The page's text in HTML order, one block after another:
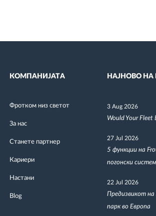
КОМПАНИЈАТА
Фротком низ светот
За нас
Станете партнер
Кариери
Настани
Blog
НАЈНОВО
3 Aug 2026
Would Your Fleet
27 Jul 2026
5 функции на
погонски
22 Jul 2026
Предизвикот
парк во Европа